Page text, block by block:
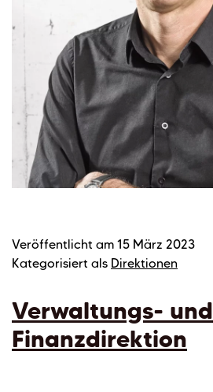
Veröffentlicht am 15 März 2023
Kategorisiert als Direktionen
Verwaltungs- und
Finanzdirektion